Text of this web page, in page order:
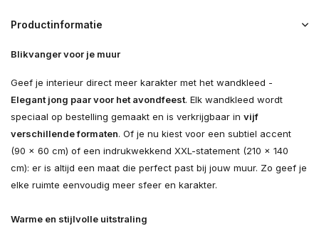
Productinformatie
Blikvanger voor je muur
Geef je interieur direct meer karakter met het wandkleed -
Elegant jong paar voor het avondfeest. Elk wandkleed wordt
speciaal op bestelling gemaakt en is verkrijgbaar in vijf
verschillende formaten. Of je nu kiest voor een subtiel accent
(90 × 60 cm) of een indrukwekkend XXL-statement (210 × 140
cm): er is altijd een maat die perfect past bij jouw muur. Zo geef je
elke ruimte eenvoudig meer sfeer en karakter.
Warme en stijlvolle uitstraling